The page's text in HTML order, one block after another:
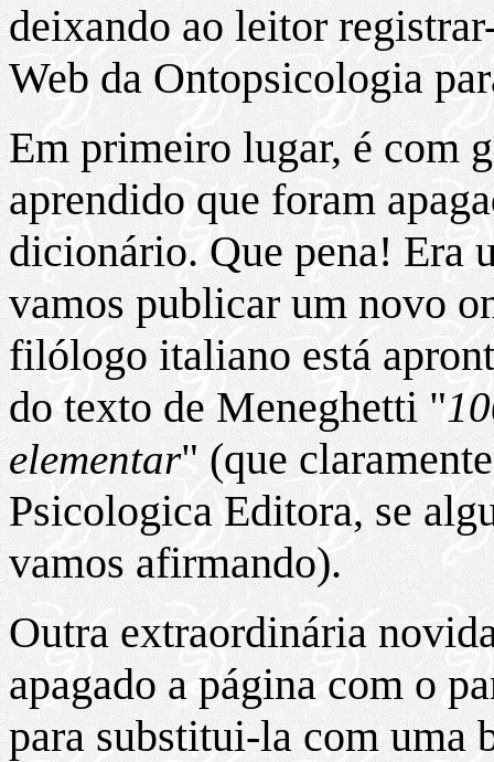
deixando ao leitor
Web da Ontopsicologia
Em primeiro lugar, é com
aprendido que foram
dicionário. Que pena! Era
vamos publicar um novo
filólogo italiano está
do texto de Meneghetti "
elementar" (que
Psicologica Editora, se
vamos afirmando).
Outra extraordinária
apagado a página com o
para substitui-la com uma